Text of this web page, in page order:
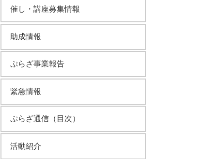
催し・講座募集情報
助成情報
ぷらざ事業報告
緊急情報
ぷらざ通信（目次）
活動紹介